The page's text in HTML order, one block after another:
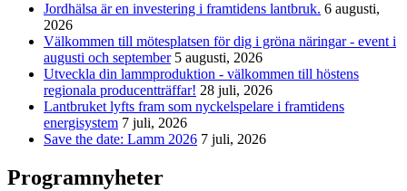
Jordhälsa är en investering i framtidens lantbruk. 6 augusti,
2026
Välkommen till mötesplatsen för dig i gröna näringar - event i
augusti och september 5 augusti, 2026
Utveckla din lammproduktion - välkommen till höstens
regionala producentträffar! 28 juli, 2026
Lantbruket lyfts fram som nyckelspelare i framtidens
energisystem 7 juli, 2026
Save the date: Lamm 2026 7 juli, 2026
Programnyheter